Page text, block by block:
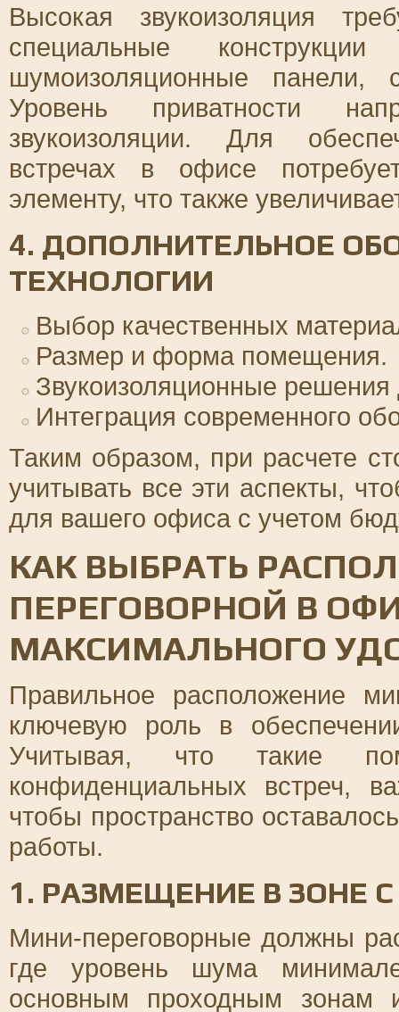
Высокая звукоизоляция
специальные
шумоизоляционные панели,
Уровень приватности
звукоизоляции. Для
встречах в офисе
элементу, что также
4. ДОПОЛНИТЕЛЬНОЕ
ТЕХНОЛОГИИ
Выбор качественных
Размер и форма помещения.
Звукоизоляционные решения
Интеграция современного
Таким образом, при расчете
учитывать все эти аспекты,
для вашего офиса с учетом
КАК ВЫБРАТЬ
ПЕРЕГОВОРНОЙ В
МАКСИМАЛЬНОГО
Правильное расположение
ключевую роль в
Учитывая, что такие
конфиденциальных встреч,
чтобы пространство
работы.
1. РАЗМЕЩЕНИЕ В
Мини-переговорные должны
где уровень шума
основным проходным зонам